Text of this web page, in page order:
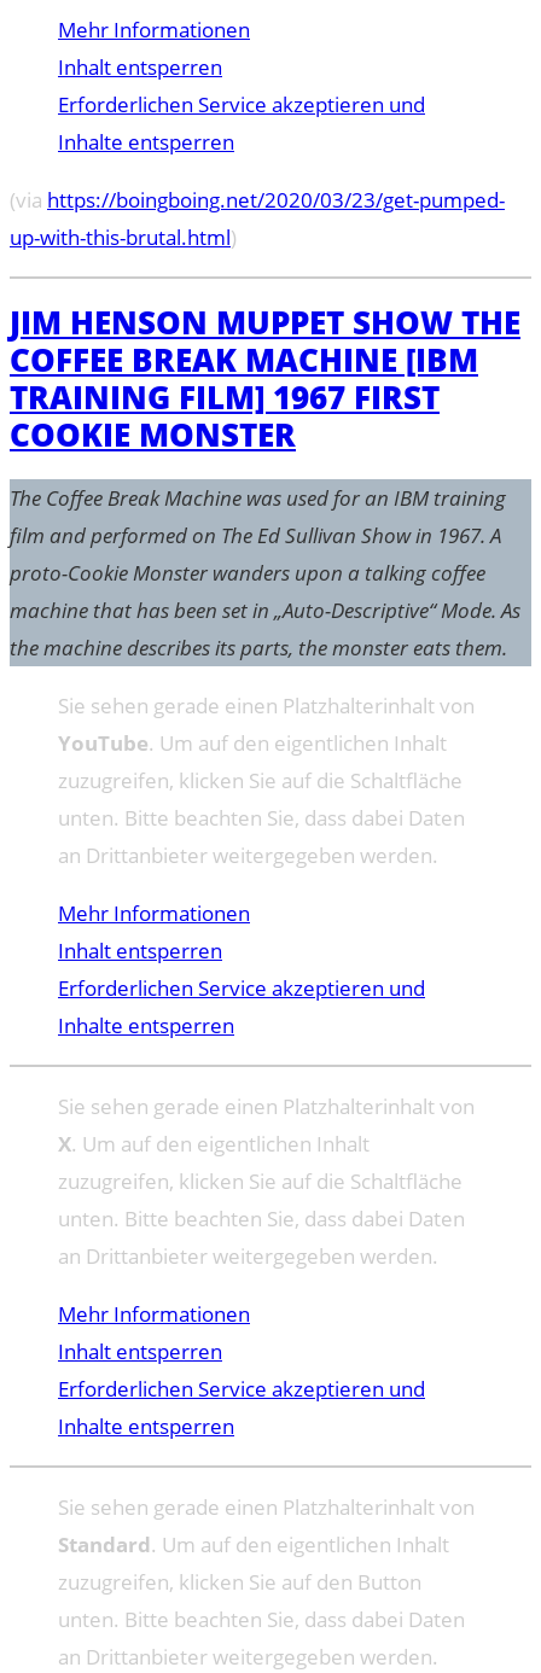
Mehr Informationen
Inhalt entsperren
Erforderlichen Service akzeptieren und
Inhalte entsperren
(via https://boingboing.net/2020/03/23/get-pumped-
up-with-this-brutal.html)
JIM HENSON MUPPET SHOW THE
COFFEE BREAK MACHINE [IBM
TRAINING FILM] 1967 FIRST
COOKIE MONSTER
The Coffee Break Machine was used for an IBM training
film and performed on The Ed Sullivan Show in 1967. A
proto-Cookie Monster wanders upon a talking coffee
machine that has been set in „Auto-Descriptive“ Mode. As
the machine describes its parts, the monster eats them.
Sie sehen gerade einen Platzhalterinhalt von
YouTube. Um auf den eigentlichen Inhalt
zuzugreifen, klicken Sie auf die Schaltfläche
unten. Bitte beachten Sie, dass dabei Daten
an Drittanbieter weitergegeben werden.
Mehr Informationen
Inhalt entsperren
Erforderlichen Service akzeptieren und
Inhalte entsperren
Sie sehen gerade einen Platzhalterinhalt von
X. Um auf den eigentlichen Inhalt
zuzugreifen, klicken Sie auf die Schaltfläche
unten. Bitte beachten Sie, dass dabei Daten
an Drittanbieter weitergegeben werden.
Mehr Informationen
Inhalt entsperren
Erforderlichen Service akzeptieren und
Inhalte entsperren
Sie sehen gerade einen Platzhalterinhalt von
Standard. Um auf den eigentlichen Inhalt
zuzugreifen, klicken Sie auf den Button
unten. Bitte beachten Sie, dass dabei Daten
an Drittanbieter weitergegeben werden.